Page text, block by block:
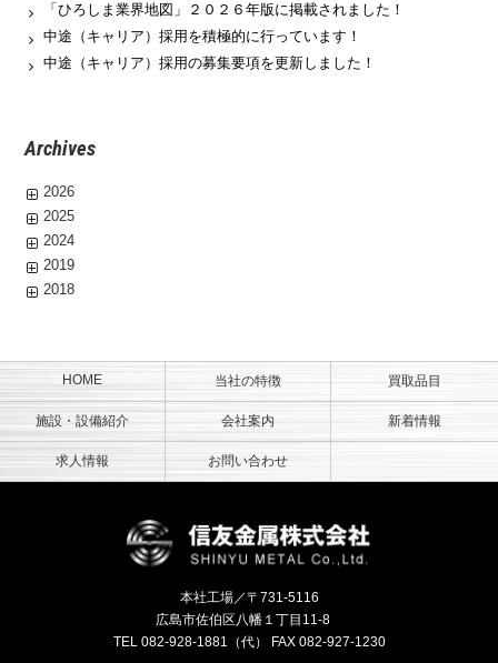
「ひろしま業界地図」２０２６年版に掲載されました！
中途（キャリア）採用を積極的に行っています！
中途（キャリア）採用の募集要項を更新しました！
Archives
2026
2025
2024
2019
2018
HOME 当社の特徴 買取品目
施設・設備紹介 会社案内 新着情報
求人情報 お問い合わせ
本社工場／〒731-5116
広島市佐伯区八幡１丁目11-8
TEL 082-928-1881 （代） FAX 082-927-1230